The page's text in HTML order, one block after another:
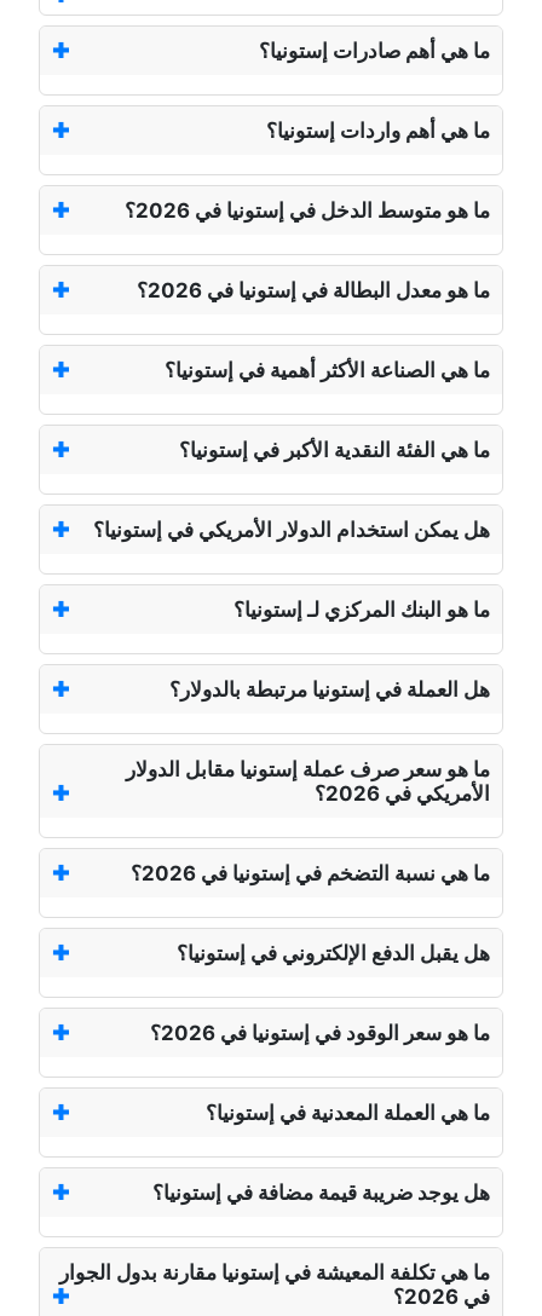
ما هي أهم صادرات إستونيا؟
ما هي أهم واردات إستونيا؟
ما هو متوسط الدخل في إستونيا في 2026؟
ما هو معدل البطالة في إستونيا في 2026؟
ما هي الصناعة الأكثر أهمية في إستونيا؟
ما هي الفئة النقدية الأكبر في إستونيا؟
هل يمكن استخدام الدولار الأمريكي في إستونيا؟
ما هو البنك المركزي لـ إستونيا؟
هل العملة في إستونيا مرتبطة بالدولار؟
ما هو سعر صرف عملة إستونيا مقابل الدولار
الأمريكي في 2026؟
ما هي نسبة التضخم في إستونيا في 2026؟
هل يقبل الدفع الإلكتروني في إستونيا؟
ما هو سعر الوقود في إستونيا في 2026؟
ما هي العملة المعدنية في إستونيا؟
هل يوجد ضريبة قيمة مضافة في إستونيا؟
ما هي تكلفة المعيشة في إستونيا مقارنة بدول الجوار
في 2026؟